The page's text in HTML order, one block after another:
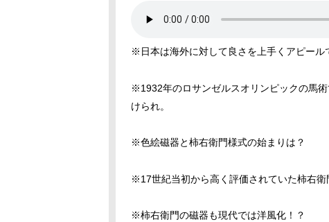
※日本は海外に対して良さを上手くアピール
※1932年のロサンゼルスオリンピックの馬
けられ。
※色絵磁器と柿右衛門様式の始まりは？
※17世紀当初から高く評価されていた柿右
※柿右衛門の磁器も現代では洋風化！？